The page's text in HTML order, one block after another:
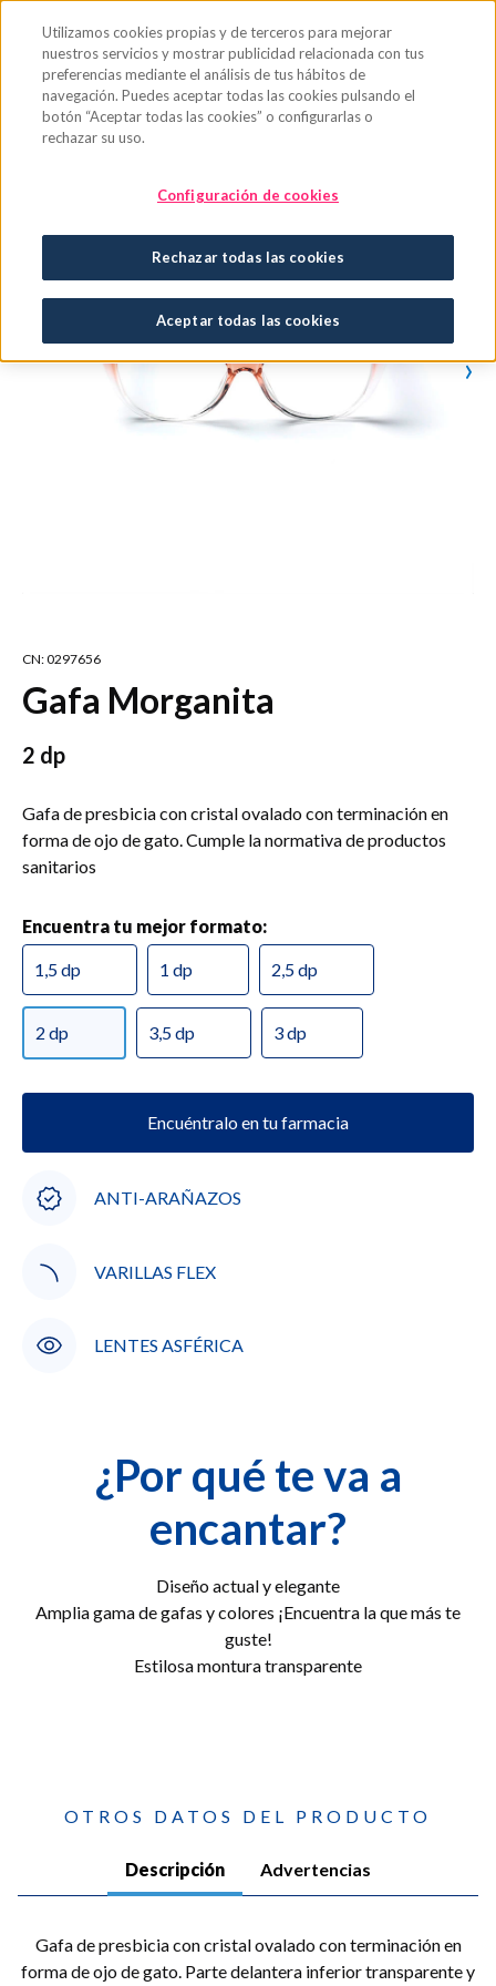
›
CN: 0297656
Gafa Morganita
2 dp
Gafa de presbicia con cristal ovalado con terminación en
forma de ojo de gato. Cumple la normativa de productos
sanitarios
Encuentra tu mejor formato:
1,5 dp 1 dp 2,5 dp
2 dp 3,5 dp 3 dp
Encuéntralo en tu farmacia
ANTI-ARAÑAZOS
VARILLAS FLEX
LENTES ASFÉRICA
¿Por qué te va a
encantar?
Diseño actual y elegante
Amplia gama de gafas y colores ¡Encuentra la que más te
guste!
Estilosa montura transparente
OTROS DATOS DEL PRODUCTO
Descripción Advertencias
Gafa de presbicia con cristal ovalado con terminación en
forma de ojo de gato. Parte delantera inferior transparente y
Utilizamos cookies propias y de terceros para mejorar
nuestros servicios y mostrar publicidad relacionada con tus
preferencias mediante el análisis de tus hábitos de
navegación. Puedes aceptar todas las cookies pulsando el
botón “Aceptar todas las cookies” o configurarlas o
rechazar su uso.
Configuración de cookies
Rechazar todas las cookies
Aceptar todas las cookies